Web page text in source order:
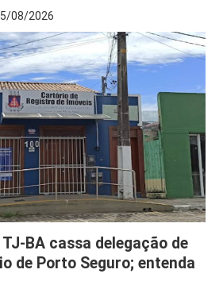
08/2026
BA cassa delegação de
de Porto Seguro; entenda